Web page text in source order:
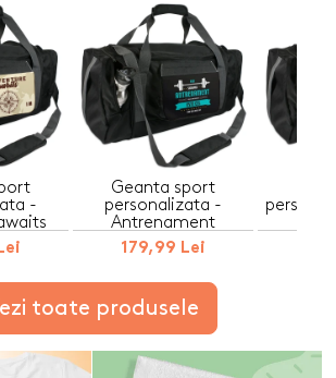
-
Geanta sport
personalizata -
Antrenament
179,99 Lei
toate produsele